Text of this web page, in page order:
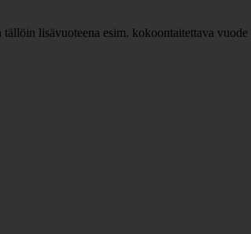
lisävuoteena esim. kokoontaitettava vuode